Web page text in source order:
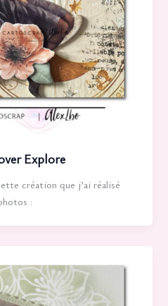
Explore
création que j’ai réalisé
: